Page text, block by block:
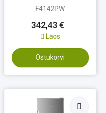
White
F4142PW
342,43 €
Laos
Ostukorvi